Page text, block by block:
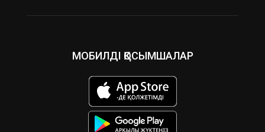
МОБИЛДІ ҚОСЫМШАЛАР